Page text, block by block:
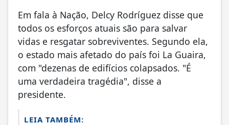
Em fala à Nação, Delcy Rodríguez disse que
todos os esforços atuais são para salvar
vidas e resgatar sobreviventes. Segundo ela,
o estado mais afetado do país foi La Guaira,
com "dezenas de edifícios colapsados. "É
uma verdadeira tragédia", disse a
presidente.
LEIA TAMBÉM: